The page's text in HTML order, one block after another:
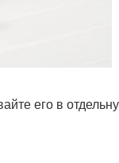
его в